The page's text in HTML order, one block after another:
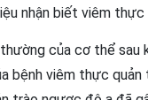
nhận biết viêm
của cơ thể sau
bệnh viêm thực quản